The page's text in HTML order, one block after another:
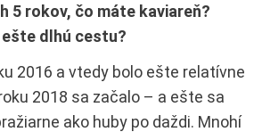
5 rokov, čo máte kaviareň?
dlhú cestu?
2016 a vtedy bolo ešte relatívne
2018 sa začalo – a ešte sa
ako huby po daždi. Mnohí